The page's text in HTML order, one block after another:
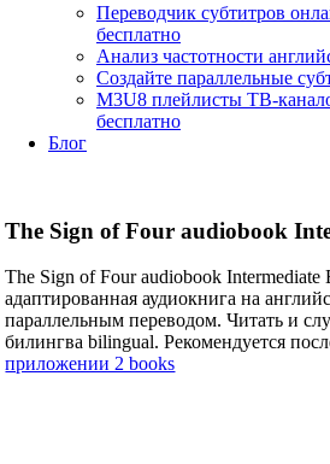
Переводчик субтитров
бесплатно
Анализ частотности
Создайте параллельные
M3U8 плейлисты
бесплатно
Блог
The Sign of Four audiobook
The Sign of Four audiobook Intermediate
адаптированная аудиокнига на
параллельным переводом. Читать и
билингва bilingual. Рекомендуется
приложении 2 books